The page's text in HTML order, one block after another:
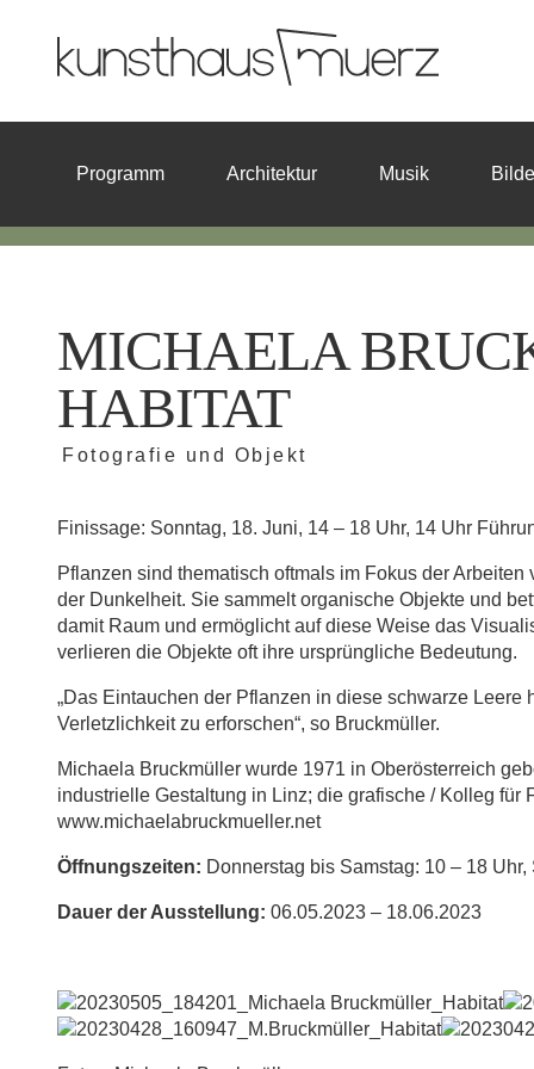
Programm Architektur Musik
MICHAELA
HABITAT
Fotografie und Objekt
Finissage: Sonntag, 18. Juni, 14 – 18 Uhr, 14 Uhr
Pflanzen sind thematisch oftmals im Fokus der
der Dunkelheit. Sie sammelt organische Objekte und
damit Raum und ermöglicht auf diese Weise das
verlieren die Objekte oft ihre ursprüngliche Bedeutung.
„Das Eintauchen der Pflanzen in diese schwarze
Verletzlichkeit zu erforschen“, so Bruckmüller.
Michaela Bruckmüller wurde 1971 in Oberösterreich
industrielle Gestaltung in Linz; die grafische / Kolleg für
www.michaelabruckmueller.net
Öffnungszeiten: Donnerstag bis Samstag: 10 – 18
Dauer der Ausstellung: 06.05.2023 – 18.06.2023